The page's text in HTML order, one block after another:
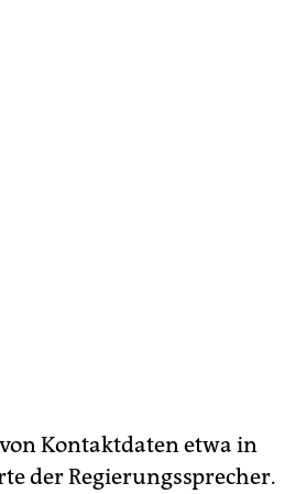
Kontaktdaten etwa in
der Regierungssprecher.